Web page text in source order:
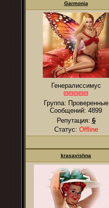
Garmonia
Генералиссимус
Группа: Проверенные
Сообщений: 4899
Репутация: 6
Статус: Offline
krasavishna